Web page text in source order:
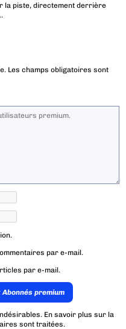
la piste, directement derrière
Les champs obligatoires sont
par e-mail.
par e-mail.
premium
En savoir plus sur la
sont traitées.